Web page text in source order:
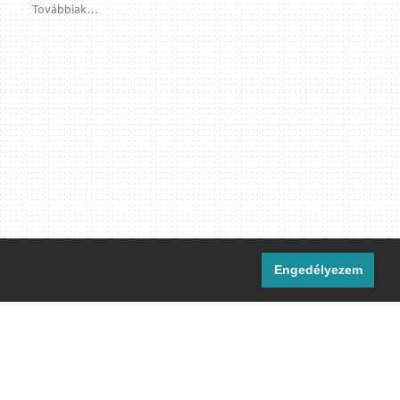
Engedélyezem
Továbbiak…